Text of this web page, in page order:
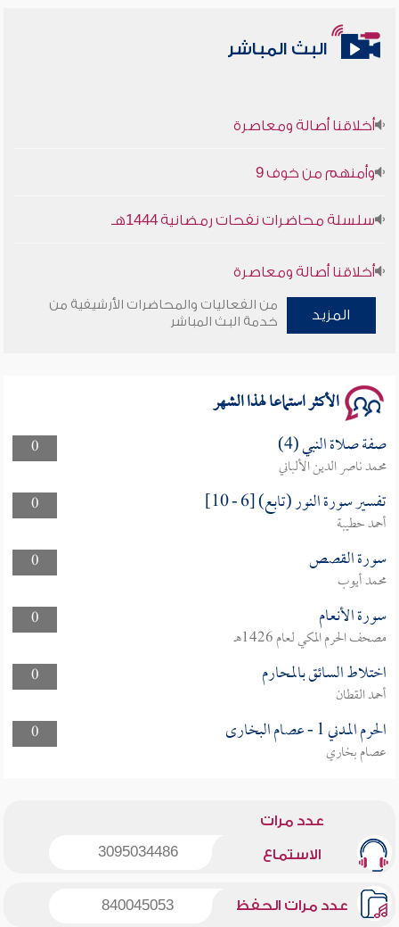
البث المباشر
أخلاقنا أصالة ومعاصرة
وأمنهم من خوف 9
سلسلة محاضرات نفحات رمضانية 1444هـ
أخلاقنا أصالة ومعاصرة
وأمنهم من خوف 9
المزيد
من الفعاليات والمحاضرات الأرشيفية من
خدمة البث المباشر
الأكثر استماعا لهذا الشهر
0 صفة صلاة النبي (4)
محمد ناصر الدين الألباني
0
تفسير سورة النور (تابع) [6 - 10]
أحمد حطيبة
0
سورة القصص
محمد أيوب
0
سورة الأنعام
مصحف الحرم المكي لعام 1426هـ
0
اختلاط السائق بالمحارم
أحمد القطان
0
الحرم المدني 1 - عصام البخارى
عصام بخاري
عدد مرات
الاستماع 3095034486
عدد مرات الحفظ 840045053